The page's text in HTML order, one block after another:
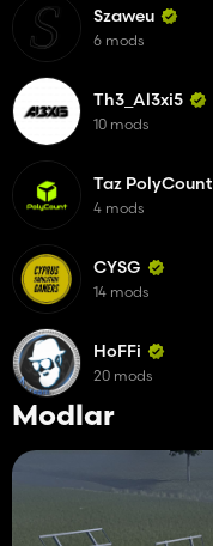
Modlar
Szaweu
6 mods
Th3_Al3xi5
10 mods
Taz PolyCount
4 mods
CYSG
14 mods
HoFFi
20 mods